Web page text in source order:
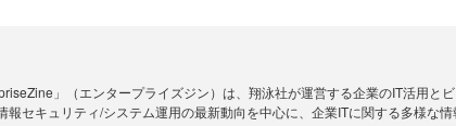
」（エンタープライズジン）は、翔泳社が運営する企業のIT活用
報セキュリティ/システム運用の最新動向を中心に、企業ITに関する多様な情